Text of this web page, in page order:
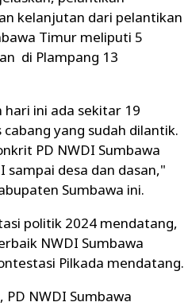
kelanjutan dari pelantikan
Timur meliputi 5
di Plampang 13
hari ini ada sekitar 19
yang sudah dilantik.
PD NWDI Sumbawa
desa dan dasan,"
Sumbawa ini.
politik 2024 mendatang,
NWDI Sumbawa
Pilkada mendatang.
PD NWDI Sumbawa